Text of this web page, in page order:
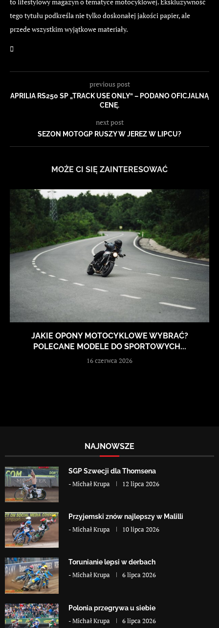
tego tytułu podkreśla nie tylko doskonałej jakości papier, ale
przede wszystkim wyjątkowe materiały.
previous post
APRILIA RS250 SP „TRACK USE ONLY” – PODANO OFICJALNĄ
CENĘ.
next post
SEZON MOTOGP RUSZY W JEREZ W LIPCU?
MOŻE CI SIĘ ZAINTERESOWAĆ
JAKIE OPONY MOTOCYKLOWE WYBRAĆ?
POLECANE MODELE DO SPORTOWYCH...
16 czerwca 2026
NAJNOWSZE
SGP Szwecji dla Thomsena
-Michał Krupa 12 lipca 2026
Przyjemski znów najlepszy w Malilli
-Michał Krupa 10 lipca 2026
Torunianie lepsi w derbach
-Michał Krupa 6 lipca 2026
Polonia przegrywa u siebie
-Michał Krupa 6 lipca 2026